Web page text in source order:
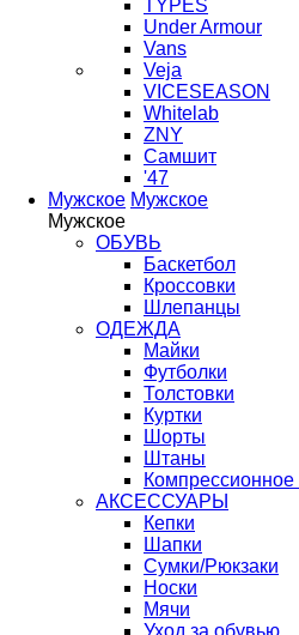
TYPES
Under Armour
Vans
Veja
VICESEASON
Whitelab
ZNY
Самшит
'47
Мужское Мужское
Мужское
ОБУВЬ
Баскетбол
Кроссовки
Шлепанцы
ОДЕЖДА
Майки
Футболки
Толстовки
Куртки
Шорты
Штаны
Компрессионное
АКСЕССУАРЫ
Кепки
Шапки
Сумки/Рюкзаки
Носки
Мячи
Уход за обувью